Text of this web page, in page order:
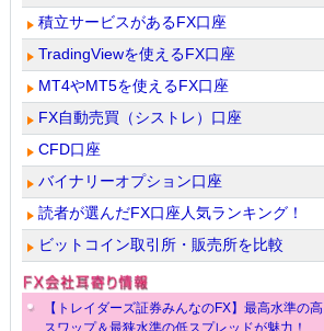
積立サービスがあるFX口座
TradingViewを使えるFX口座
MT4やMT5を使えるFX口座
FX自動売買（シストレ）口座
CFD口座
バイナリーオプション口座
読者が選んだFX口座人気ランキング！
ビットコイン取引所・販売所を比較
【トレイダーズ証券みんなのFX】最高水準の高
スワップ＆最狭水準の低スプレッドが魅力！